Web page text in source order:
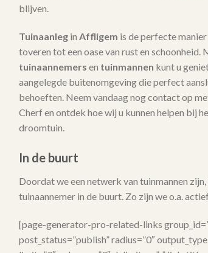
blijven.
Tuinaanleg in Affligem is de perfecte
toveren tot een oase van rust en schoonheid.
tuinaannemers en tuinmannen kunt u
aangelegde buitenomgeving die perfect
behoeften. Neem vandaag nog contact op
Cherf en ontdek hoe wij u kunnen helpen bij
droomtuin.
In de buurt
Doordat we een netwerk van tuinmannen
tuinaannemer in de buurt. Zo zijn we o.a.
[page-generator-pro-related-links
post_status=”publish” radius=”0″